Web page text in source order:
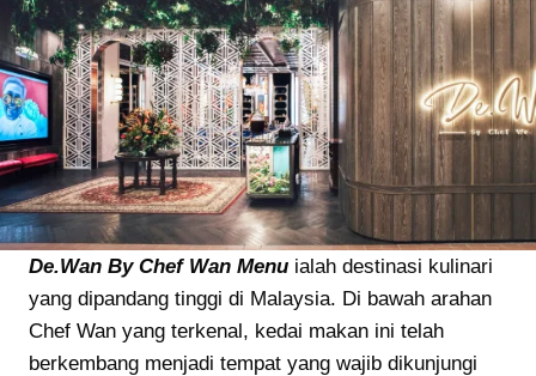
De.Wan By Chef Wan Menu ialah destinasi kulinari
yang dipandang tinggi di Malaysia. Di bawah arahan
Chef Wan yang terkenal, kedai makan ini telah
berkembang menjadi tempat yang wajib dikunjungi